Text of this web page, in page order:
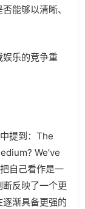
能够以清晰、
乐的竞争重
提到：The
We’ve
自己看作是一
反映了一个更
渐具备更强的